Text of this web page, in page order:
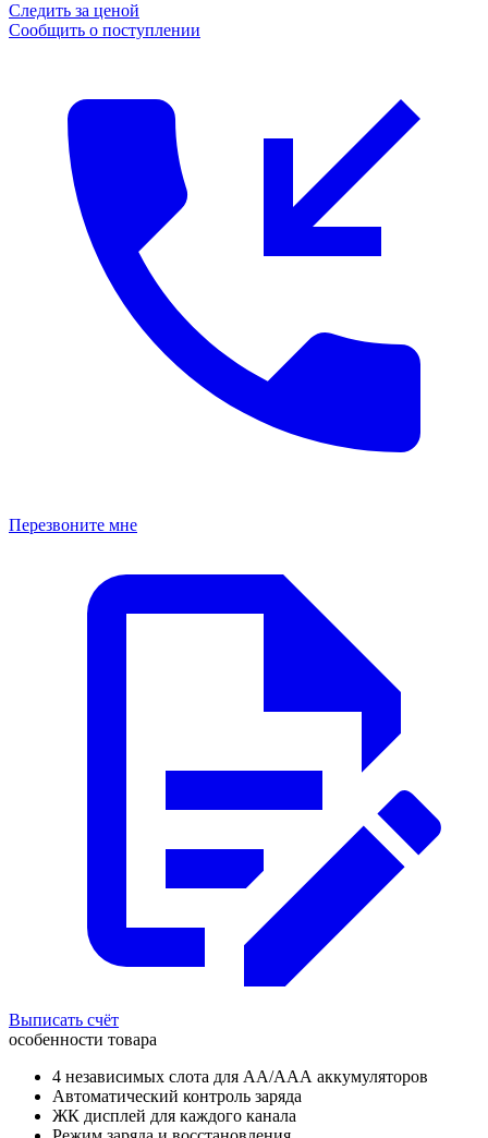
Следить за ценой
Сообщить о поступлении
Перезвоните мне
Выписать счёт
особенности товара
4 независимых слота для АА/ААА аккумуляторов
Автоматический контроль заряда
ЖК дисплей для каждого канала